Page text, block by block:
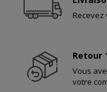
Recevez
Retour
Vous
votre